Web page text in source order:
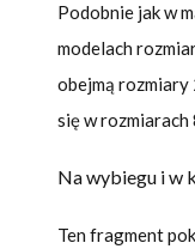
Podobnie jak w
modelach
obejmą
się w
Na wybiegu i w
Ten fragment